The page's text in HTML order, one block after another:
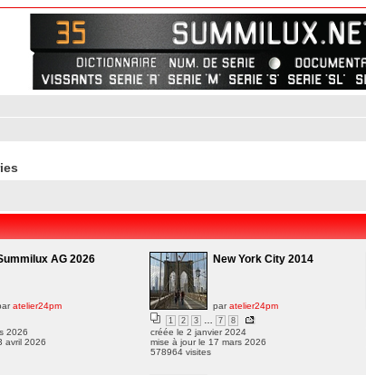
AG 2026
atelier24pm
2026
avril 2026
New York City 2014
paratelier24pm
1 2 3 7 8
créée le 2 janvier 2024
mise à jour le 17 mars 2026
578964 visites